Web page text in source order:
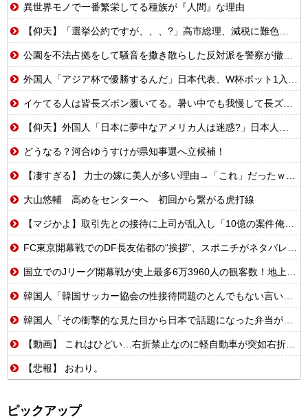
異世界モノで一番繁栄してる種族が『人間』な理由
【仰天】「選挙公約ですが、、、?」高市総理、減税に難色を示し続ける玉木代表らを「煽りまくるwwwww」
公園を不法占拠をして騒音を撒き散らした反対派を警察が撤去しました！
外国人「アジア杯で優勝するんだ」日本代表、W杯ポット1入りに現実味!?2030大会で出場枠「64」なら追い風に！アメリカ人もポット1争いに熱視線！【海外の反応】
イケてる人は皆長ズボン履いてる。暑い中でも我慢して長ズボン履いてる。半ズボンはモテ無い。厳しいって
【仰天】外国人「日本に夢中なアメリカ人は迷惑?」日本人の回答が的確すぎた
どうなる？河合ゆうすけが県知事選へ立候補！
【凄すぎる】 力士の嫁に美人が多い理由→「これ」だったｗｗｗｗｗｗｗ
大山悠輔 高めをセンターへ 初回から繋がる虎打線
【マジかよ】取引先との接待に上司が乱入し「10億の案件俺がもらったw残念だったな負け犬w」→取引先社長「誰だね君は…」既に契約成立していて…
FC東京開幕戦でのDF長友佑都の“挨拶”、スポニチがネタバレ報道
国立でのJリーグ開幕戦が史上最多6万3960人の観客数！地上波中継＆劇的な試合展開でSNSでも話題に
韓国人「韓国サッカー協会の性接待問題のとんでもない言い訳がこちら…」→「もはや自白だろこれ…（ﾌﾞﾙﾌﾞﾙ」＝韓国の反応
韓国人「その衝撃的な見た目から日本で話題になった弁当がこちら…」→「どんな刺激的な味なんだ…？（ﾌﾞﾙﾌﾞﾙ」＝韓国の反応
【動画】 これはひどい…右折禁止なのに軽自動車が突如右折し路面電車と衝突→乗ってた三人組が車を捨て逃走ｗｗｗｗｗｗ
【悲報】 おわり。
ピックアップ